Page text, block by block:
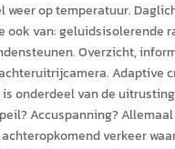
op temperatuur.
van: geluidsisolerende
Overzicht,
van de
Accuspanning?
verkeer